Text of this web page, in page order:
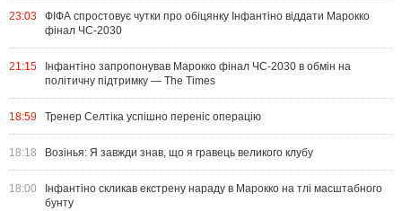
23:03
ФІФА спростовує чутки про обіцянку Інфантіно віддати Марокко
фінал ЧС-2030
21:15
Інфантіно запропонував Марокко фінал ЧС-2030 в обмін на
політичну підтримку — The Times
18:59 Тренер Селтіка успішно переніс операцію
18:18 Возінья: Я завжди знав, що я гравець великого клубу
18:00
Інфантіно скликав екстрену нараду в Марокко на тлі масштабного
бунту